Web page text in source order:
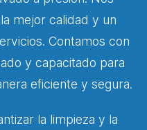
mejor calidad y un
Contamos con
y capacitado para
eficiente y segura.
la limpieza y la